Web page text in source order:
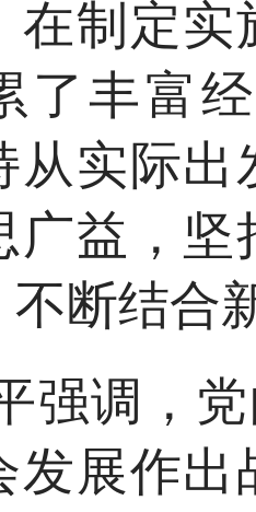
在制定
了丰富
从实际
广益，
不断结合
强调，
发展作